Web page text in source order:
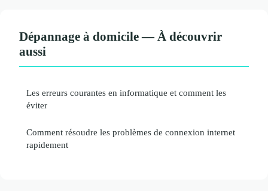
Dépannage à domicile — À découvrir
aussi
Les erreurs courantes en informatique et comment les
éviter
Comment résoudre les problèmes de connexion internet
rapidement